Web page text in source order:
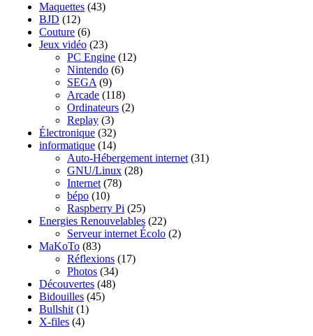
Maquettes (43)
BJD (12)
Couture (6)
Jeux vidéo (23)
PC Engine (12)
Nintendo (6)
SEGA (9)
Arcade (118)
Ordinateurs (2)
Replay (3)
Électronique (32)
informatique (14)
Auto-Hébergement internet (31)
GNU/Linux (28)
Internet (78)
bépo (10)
Raspberry Pi (25)
Energies Renouvelables (22)
Serveur internet Écolo (2)
MaKoTo (83)
Réflexions (17)
Photos (34)
Découvertes (48)
Bidouilles (45)
Bullshit (1)
X-files (4)